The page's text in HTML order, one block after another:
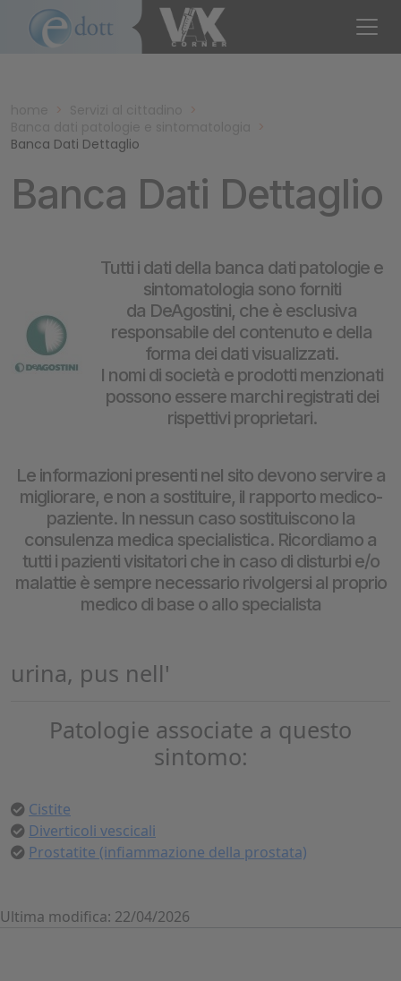
>
>
>
Banca Dati Dettaglio
Banca Dati Dettaglio
Tutti i dati della banca dati patologie e
sintomatologia sono forniti
da DeAgostini, che è esclusiva
responsabile del contenuto e della
forma dei dati visualizzati.
I nomi di società e prodotti menzionati
possono essere marchi registrati dei
rispettivi proprietari.
Le informazioni presenti nel sito devono servire a
migliorare, e non a sostituire, il rapporto medico-
paziente. In nessun caso sostituiscono la
consulenza medica specialistica. Ricordiamo a
tutti i pazienti visitatori che in caso di disturbi e/o
malattie è sempre necessario rivolgersi al proprio
medico di base o allo specialista
urina, pus nell'
Patologie associate a questo
sintomo:
Cistite
Diverticoli vescicali
Prostatite (infiammazione della prostata)
Ultima modifica: 22/04/2026